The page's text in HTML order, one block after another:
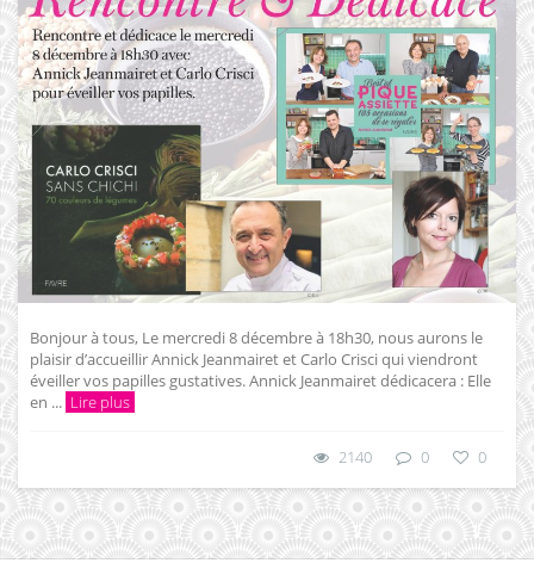
Bonjour à tous, Le mercredi 8 décembre à 18h30, nous aurons le
plaisir d’accueillir Annick Jeanmairet et Carlo Crisci qui viendront
éveiller vos papilles gustatives. Annick Jeanmairet dédicacera : Elle
en ... Lire plus
2140 0 0